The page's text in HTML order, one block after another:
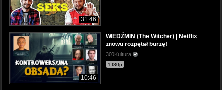
31:46
10:46
WIEDŹMIN (The Witcher) | Netflix
znowu rozpętał burzę!
300Kultura
1080p